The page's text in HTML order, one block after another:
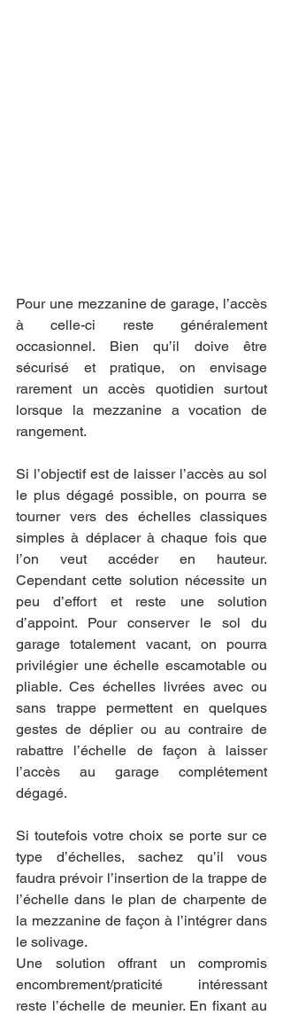
Pour une mezzanine de garage, l’accès
à celle-ci reste généralement
occasionnel. Bien qu’il doive être
sécurisé et pratique, on envisage
rarement un accès quotidien surtout
lorsque la mezzanine a vocation de
rangement.
Si l’objectif est de laisser l’accès au sol
le plus dégagé possible, on pourra se
tourner vers des échelles classiques
simples à déplacer à chaque fois que
l’on veut accéder en hauteur.
Cependant cette solution nécessite un
peu d’effort et reste une solution
d’appoint. Pour conserver le sol du
garage totalement vacant, on pourra
privilégier une échelle escamotable ou
pliable. Ces échelles livrées avec ou
sans trappe permettent en quelques
gestes de déplier ou au contraire de
rabattre l’échelle de façon à laisser
l’accès au garage complétement
dégagé.
Si toutefois votre choix se porte sur ce
type d’échelles, sachez qu’il vous
faudra prévoir l’insertion de la trappe de
l’échelle dans le plan de charpente de
la mezzanine de façon à l’intégrer dans
le solivage.
Une solution offrant un compromis
encombrement/praticité intéressant
reste l’échelle de meunier. En fixant au